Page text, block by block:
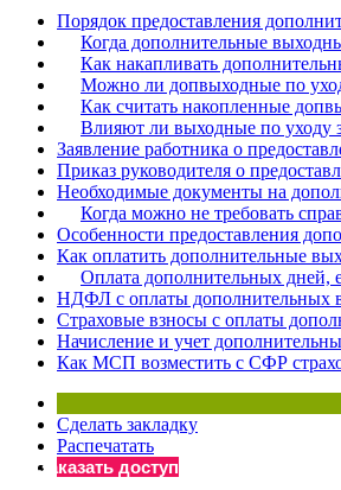
Порядок предоставления
Когда дополнительные
Как накапливать
Можно ли допвыходные по
Как считать накопленные
Влияют ли выходные по уходу
Заявление работника о
Приказ руководителя о
Необходимые документы на
Когда можно не требовать
Особенности предоставления
Как оплатить дополнительные
Оплата дополнительных дней,
НДФЛ с оплаты дополнительных
Страховые взносы с оплаты
Начисление и учет
Как МСП возместить с СФР
Сделать закладку
Распечатать
Заказать доступ